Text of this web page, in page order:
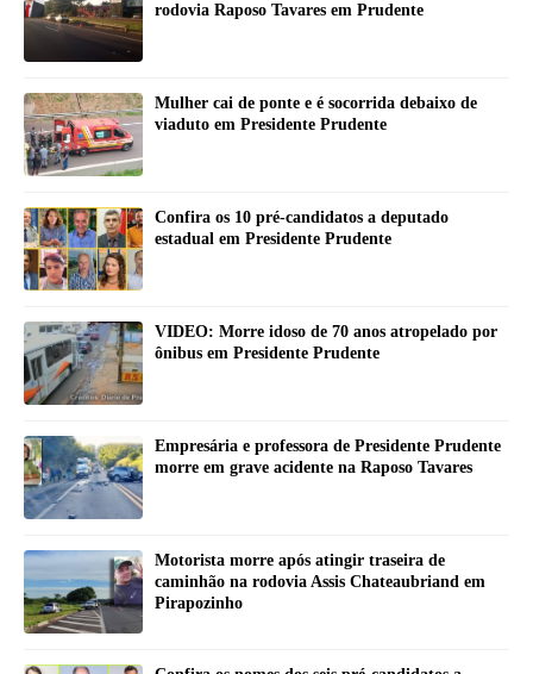
rodovia Raposo Tavares em Prudente
Mulher cai de ponte e é socorrida debaixo de
viaduto em Presidente Prudente
Confira os 10 pré-candidatos a deputado
estadual em Presidente Prudente
VIDEO: Morre idoso de 70 anos atropelado por
ônibus em Presidente Prudente
Empresária e professora de Presidente Prudente
morre em grave acidente na Raposo Tavares
Motorista morre após atingir traseira de
caminhão na rodovia Assis Chateaubriand em
Pirapozinho